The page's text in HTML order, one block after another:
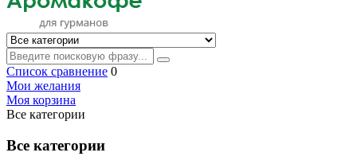
Список сравнение 0
Мои желания
Моя корзина
Все категории
Все категории